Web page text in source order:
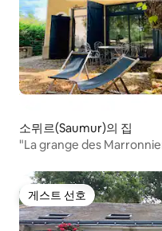
소뮈르(Saumur)의 집
"La grange des
게스트 선호
게스트 선호